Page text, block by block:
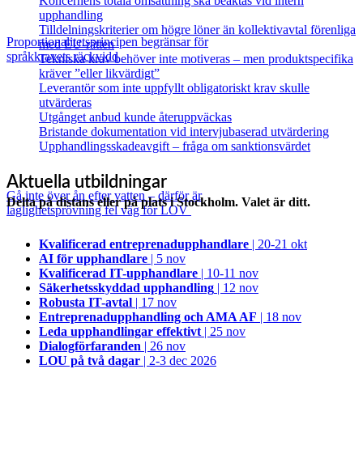
Proportionalitetsprincipen begränsar för
språkkravets räckvidd
Gå inte över ån efter vatten – därför är
laglighetsprövning fel väg för LOV
upphandling
Tilldelningskriterier om högre löner än kollektivavtal förenliga
med EU‑rätten
Tekniska krav behöver inte motiveras – men produktspecifika
kräver ”eller likvärdigt”
Leverantör som inte uppfyllt obligatoriskt krav skulle
utvärderas
Utgånget anbud kunde återuppväckas
Bristande dokumentation vid intervjubaserad utvärdering
Upphandlingsskadeavgift – fråga om sanktionsvärdet
Aktuella utbildningar
Delta på distans eller på plats i Stockholm. Valet är ditt.
Kvalificerad entreprenad­upphandlare | 20-21 okt
AI för upphandlare | 5 nov
Kvalificerad IT-upphandlare | 10-11 nov
Säkerhetsskyddad upphandling | 12 nov
Robusta IT-avtal | 17 nov
Entreprenadupphandling och AMA AF | 18 nov
Leda upphandlingar effektivt | 25 nov
Dialogförfaranden | 26 nov
LOU på två dagar | 2-3 dec 2026